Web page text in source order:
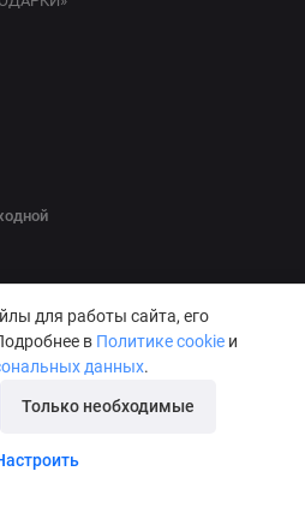
к.2, помещ. 10П
спам. Только скидки и
для работы сайта, его
в Политике cookie и
данных.
Только необходимые